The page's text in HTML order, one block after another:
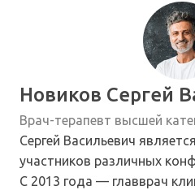
Новиков Сергей
Врач-терапевт высшей
Сергей Васильевич
участников различных
С 2013 года — главврач